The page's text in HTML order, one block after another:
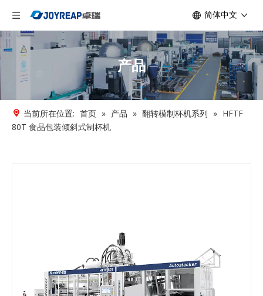
简体中文
产品
当前所在位置: 首页 » 产品 » 翻转模制杯机系列 » HFTF
80T 食品包装倾斜式制杯机